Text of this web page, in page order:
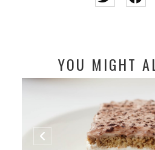
YOU MIGHT